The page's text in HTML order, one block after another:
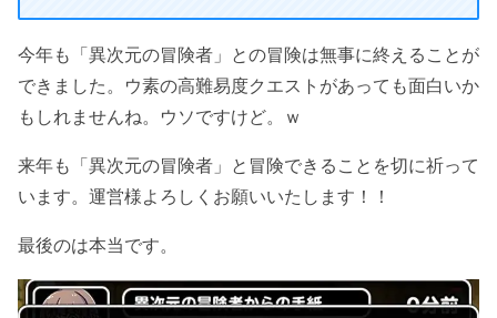
今年も「異次元の冒険者」との冒険は無事に終えることが
できました。ウ素の高難易度クエストがあっても面白いか
もしれませんね。ウソですけど。ｗ
来年も「異次元の冒険者」と冒険できることを切に祈って
います。運営様よろしくお願いいたします！！
最後のは本当です。